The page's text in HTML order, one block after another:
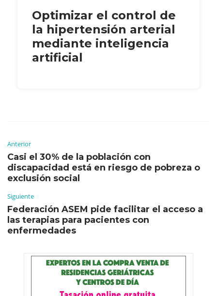
Optimizar el control de
la hipertensión arterial
mediante inteligencia
artificial
Anterior
Casi el 30% de la población con
discapacidad está en riesgo de pobreza o
exclusión social
Siguiente
Federación ASEM pide facilitar el acceso a
las terapias para pacientes con
enfermedades